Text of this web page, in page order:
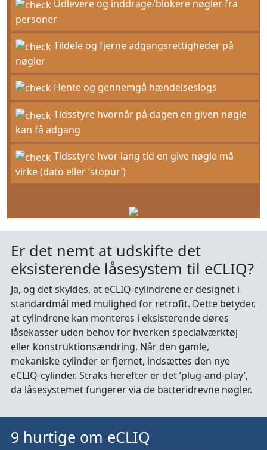
Udlevere og inddrage/blokere nøgler fra
personer
Tildele og fjerne adgangsrettigheder på
nøgler
Hente og gennemgå hændelseslogs
Tidsstyre hvornår på dagen en given nøgle
kan få adgang
Tidsstyre hvor lang tid en give nøgle må
virke (dato eller ’stopur’)
Er det nemt at udskifte det
eksisterende låsesystem til eCLIQ?
Ja, og det skyldes, at eCLIQ-cylindrene er designet i
standardmål med mulighed for retrofit. Dette betyder,
at cylindrene kan monteres i eksisterende døres
låsekasser uden behov for hverken specialværktøj
eller konstruktionsændring. Når den gamle,
mekaniske cylinder er fjernet, indsættes den nye
eCLIQ-cylinder. Straks herefter er det ’plug-and-play’,
da låsesystemet fungerer via de batteridrevne nøgler.
9 hurtige om eCLIQ